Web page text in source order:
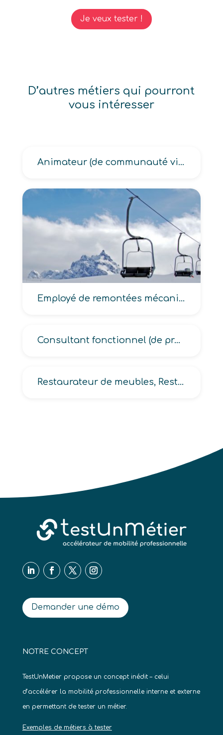
Je veux tester !
D’autres métiers qui pourront
vous intéresser
Animateur (de communauté virtuelle, de forum sur internet)
Employé de remontées mécaniques
Consultant fonctionnel (de progiciel, des systèmes d’information)
Restaurateur de meubles, Restaurateur de meubles anciens
Demander une démo
NOTRE CONCEPT
TestUnMetier propose un concept inédit – celui
d’accélérer la mobilité professionnelle interne et externe
en permettant de tester un métier.
Exemples de métiers à tester